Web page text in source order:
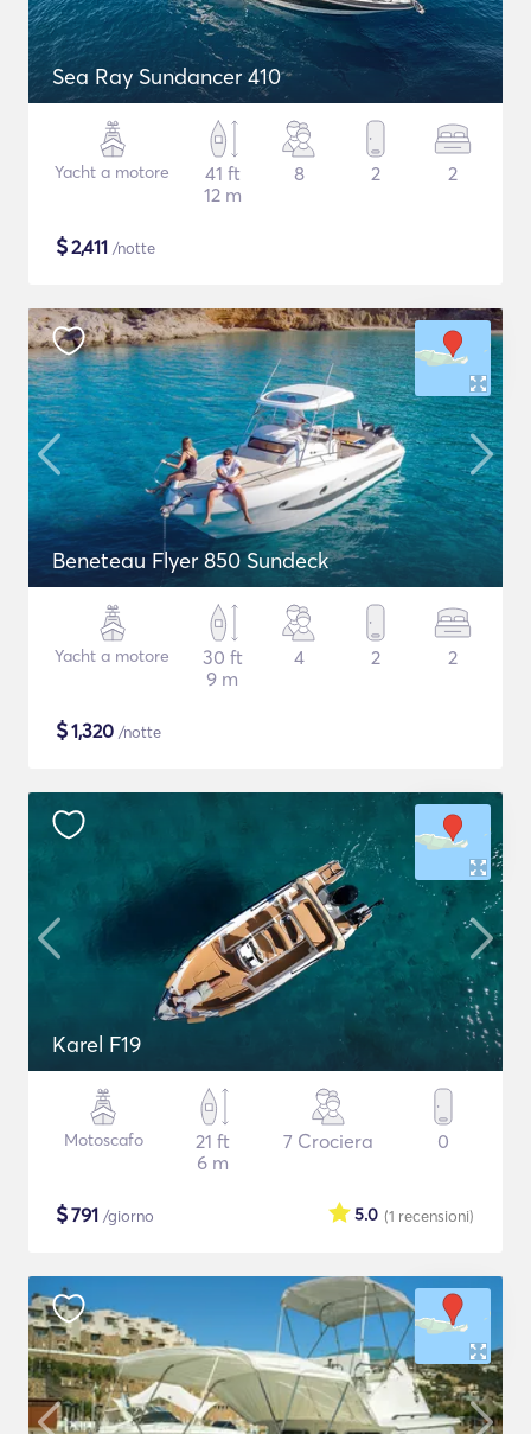
Sea Ray Sundancer 410
Yacht a motore
41 ft
12 m
8 2 2
$2,411 /notte
Beneteau Flyer 850 Sundeck
Yacht a motore
30 ft
9 m
4 2 2
$1,320 /notte
Karel F19
Motoscafo
21 ft
6 m
7 Crociera 0
$791 /giorno (1 recensioni)
5.0